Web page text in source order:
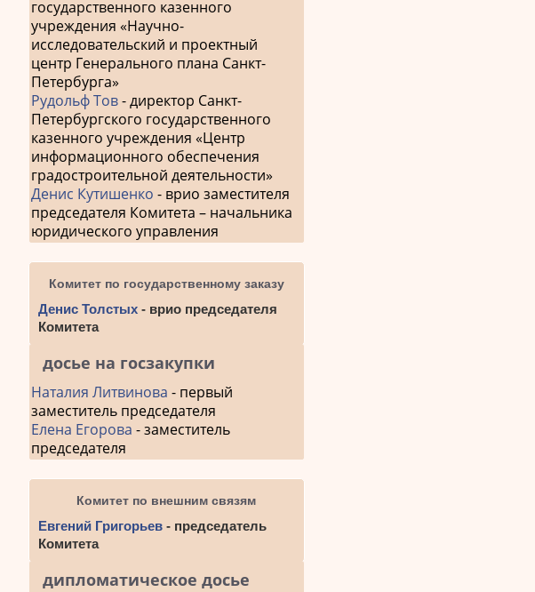
государственного казенного
учреждения «Научно-
исследовательский и проектный
центр Генерального плана Санкт-
Петербурга»
Рудольф Тов- директор Санкт-
Петербургского государственного
казенного учреждения «Центр
информационного обеспечения
градостроительной деятельности»
Денис Кутишенко - врио заместителя
председателя Комитета – начальника
юридического управления
Комитет по государственному заказу
Денис Толстых - врио председателя
Комитета
досье на госзакупки
Наталия Литвинова - первый
заместитель председателя
Елена Егорова - заместитель
председателя
Комитет по внешним связям
Евгений Григорьев - председатель
Комитета
дипломатическое досье